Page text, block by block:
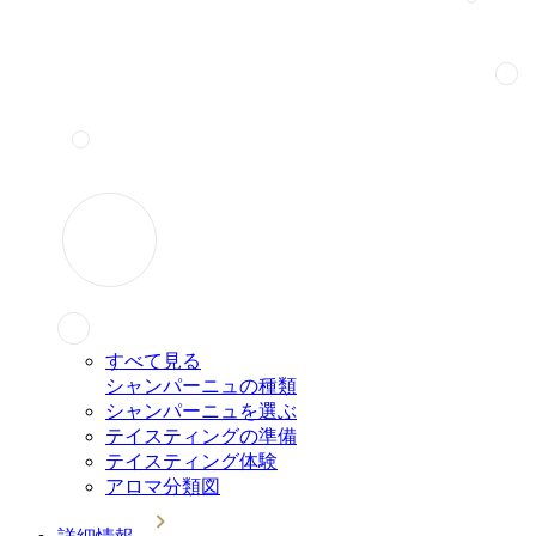
すべて見る
シャンパーニュの種類
シャンパーニュを選ぶ
テイスティングの準備
テイスティング体験
アロマ分類図